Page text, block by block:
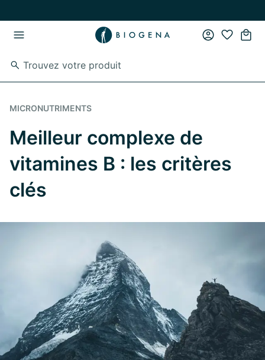
MICRONUTRIMENTS
Meilleur complexe de
vitamines B : les critères
clés